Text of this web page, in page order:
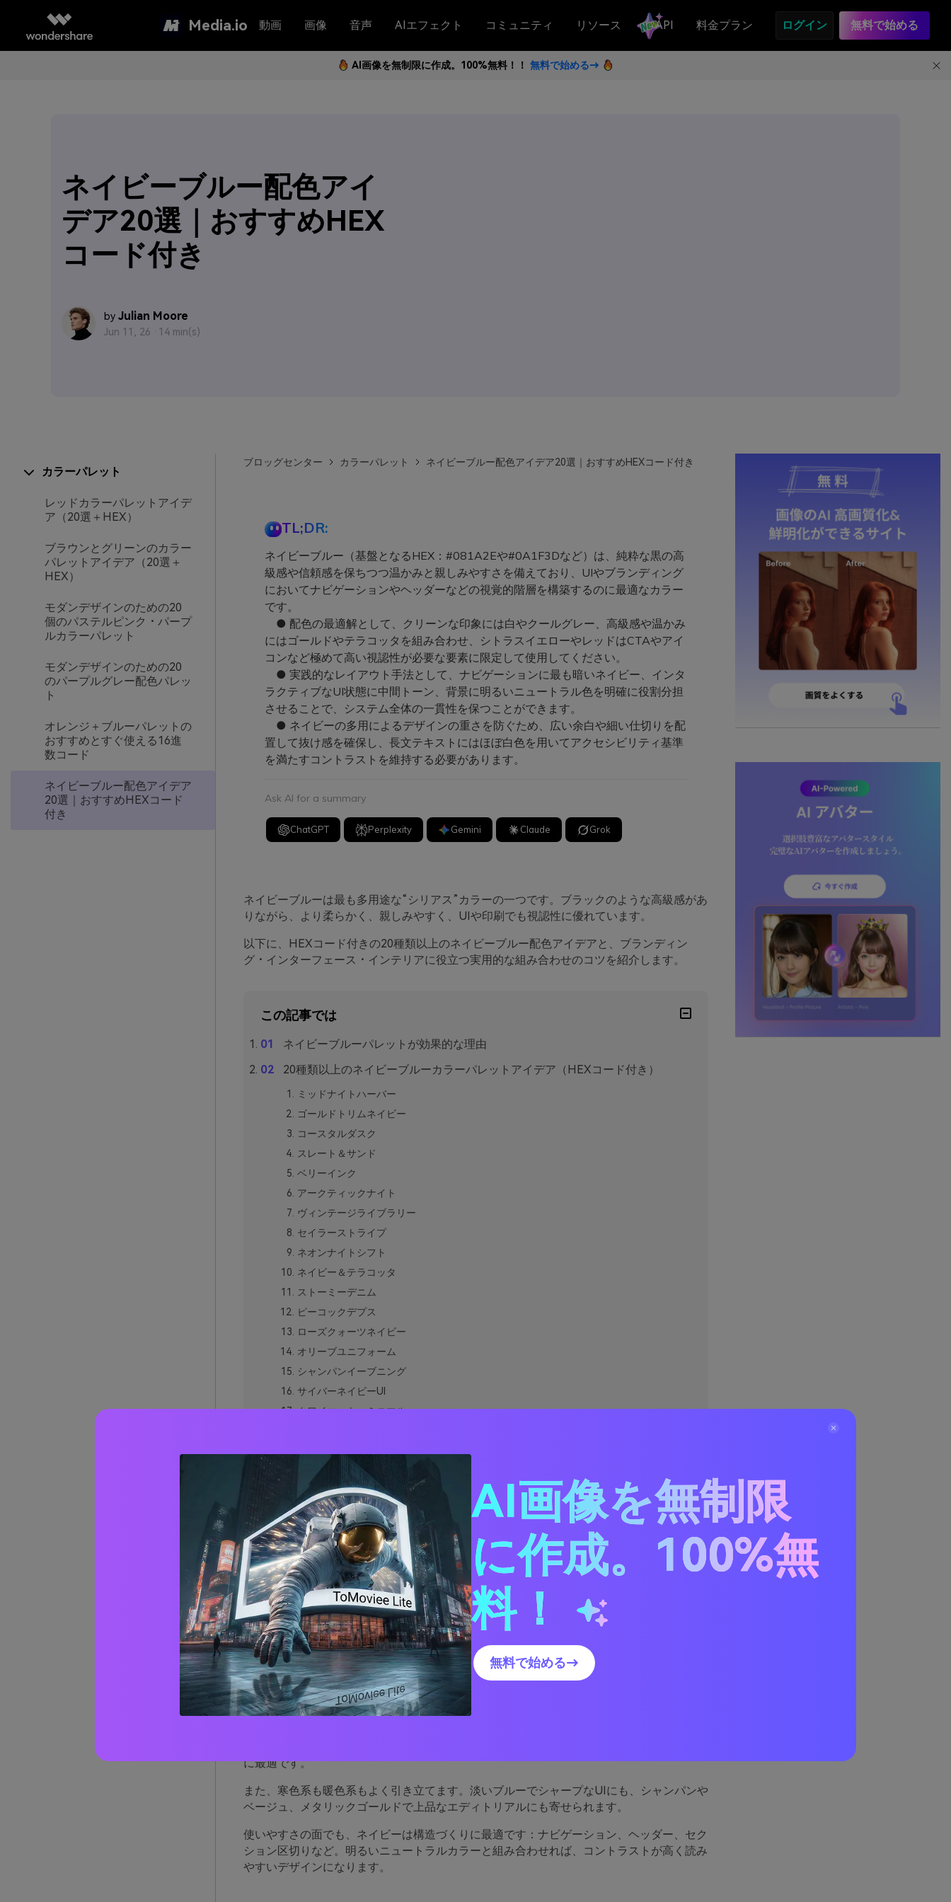
Media.io 動画 画像 音声 AIエフェクト コミュニティ リソース API 料金プラン ログイン 無料で始める
AI画像を無制限に作成。100%無料！！ 無料で始める→
ネイビーブルー配色アイ
デア20選｜おすすめHEX
コード付き
by Julian Moore
Jun 11, 26 · 14 min(s)
カラーパレット
レッドカラーパレットアイデ
ア（20選＋HEX）
ブラウンとグリーンのカラー
パレットアイデア（20選＋
HEX）
モダンデザインのための20
個のパステルピンク・パープ
ルカラーパレット
モダンデザインのための20
のパープルグレー配色パレッ
ト
オレンジ＋ブルーパレットの
おすすめとすぐ使える16進
数コード
ネイビーブルー配色アイデア
20選｜おすすめHEXコード
付き
ブロッグセンター カラーパレット ネイビーブルー配色アイデア20選｜おすすめHEXコード付き
TL;DR:
ネイビーブルー（基盤となるHEX：#081A2Eや#0A1F3Dなど）は、純粋な黒の高
級感や信頼感を保ちつつ温かみと親しみやすさを備えており、UIやブランディング
においてナビゲーションやヘッダーなどの視覚的階層を構築するのに最適なカラー
です。
● 配色の最適解として、クリーンな印象には白やクールグレー、高級感や温かみ
にはゴールドやテラコッタを組み合わせ、シトラスイエローやレッドはCTAやアイ
コンなど極めて高い視認性が必要な要素に限定して使用してください。
● 実践的なレイアウト手法として、ナビゲーションに最も暗いネイビー、インタ
ラクティブなUI状態に中間トーン、背景に明るいニュートラル色を明確に役割分担
させることで、システム全体の一貫性を保つことができます。
● ネイビーの多用によるデザインの重さを防ぐため、広い余白や細い仕切りを配
置して抜け感を確保し、長文テキストにはほぼ白色を用いてアクセシビリティ基準
を満たすコントラストを維持する必要があります。
Ask AI for a summary
ChatGPT Perplexity Gemini Claude Grok
ネイビーブルーは最も多用途な“シリアス”カラーの一つです。ブラックのような高級感があ
りながら、より柔らかく、親しみやすく、UIや印刷でも視認性に優れています。
以下に、HEXコード付きの20種類以上のネイビーブルー配色アイデアと、ブランディン
グ・インターフェース・インテリアに役立つ実用的な組み合わせのコツを紹介します。
この記事では
ネイビーブルーパレットが効果的な理由
20種類以上のネイビーブルーカラーパレットアイデア（HEXコード付き）
ミッドナイトハーバー
ゴールドトリムネイビー
コースタルダスク
スレート＆サンド
ベリーインク
アークティックナイト
ヴィンテージライブラリー
セイラーストライプ
ネオンナイトシフト
ネイビー＆テラコッタ
ストーミーデニム
ピーコックデプス
ローズクォーツネイビー
オリーブユニフォーム
シャンパンイーブニング
サイバーネイビーUI
クワイエット・ミニマル
シトラススパーク
ブリック＆ブループリント
インキーノワールコントラスト
ネイビーブルーと相性が良い色は？
実際のデザインでネイビーブルーカラーパレットを使う方法
AIでネイビーブルーパレットのビジュアルを作成
ネイビーブルーパレットが効果的な理
由
に最適です。
また、寒色系も暖色系もよく引き立てます。淡いブルーでシャープなUIにも、シャンパンや
ベージュ、メタリックゴールドで上品なエディトリアルにも寄せられます。
使いやすさの面でも、ネイビーは構造づくりに最適です：ナビゲーション、ヘッダー、セク
ション区切りなど。明るいニュートラルカラーと組み合わせれば、コントラストが高く読み
やすいデザインになります。
AI画像を無制限
に作成。100%無
料！
無料で始める→